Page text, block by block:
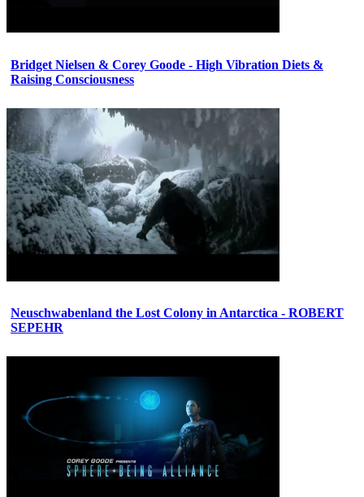
Bridget Nielsen & Corey Goode - High Vibration Diets &
Raising Consciousness
Neuschwabenland the Lost Colony in Antarctica - ROBERT
SEPEHR